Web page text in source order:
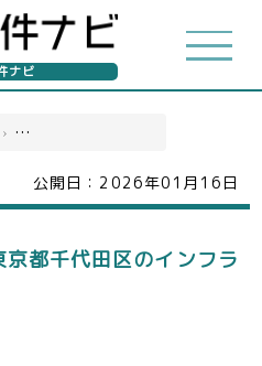
ナビ
› クラウドエンジニア(一覧)
公開日： 2026年01月16日
京都千代田区のインフラ